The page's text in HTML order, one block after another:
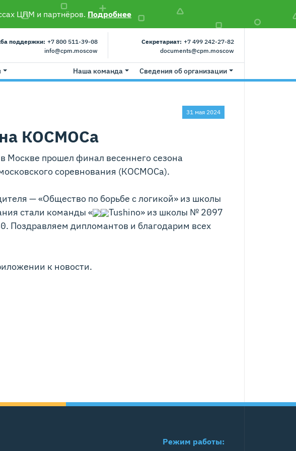
ЦПМ и партнёров. Подробнее
поддержки: +7 800 511-39-08
info@cpm.moscow
Секретариат: +7 499 242-27-82
documents@cpm.moscow
Наша команда Сведения об организации
31 мая 2024
КОСМОСа
Москве прошел финал весеннего сезона
соревнования (КОСМОСа).
— «Общество по борьбе с логикой» из школы
стали команды «
Tushino» из школы № 2097
Поздравляем дипломантов и благодарим всех
к новости.
Режим работы: